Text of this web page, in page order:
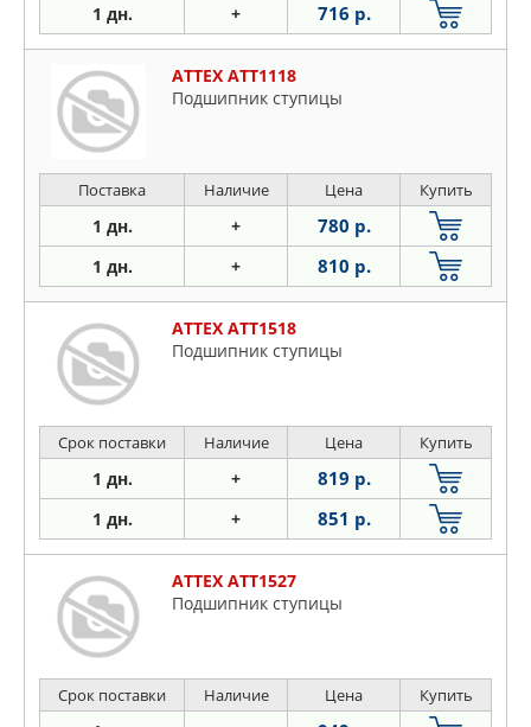
1 дн. + 716 р.
ATTEX ATT1118
Подшипник ступицы
Поставка Наличие Цена Купить
1 дн. + 780 р.
1 дн. + 810 р.
ATTEX ATT1518
Подшипник ступицы
Срок поставки Наличие Цена Купить
1 дн. + 819 р.
1 дн. + 851 р.
ATTEX ATT1527
Подшипник ступицы
Срок поставки Наличие Цена Купить